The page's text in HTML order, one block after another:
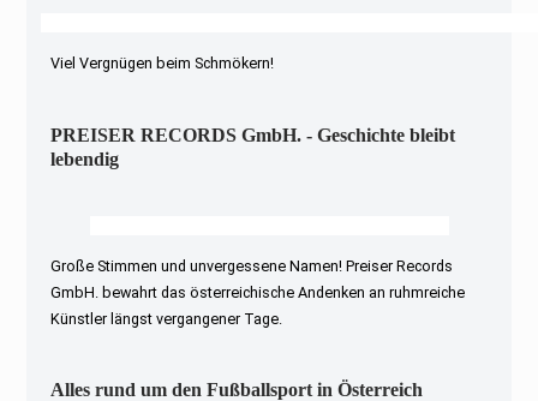
Viel Vergnügen beim Schmökern!
PREISER RECORDS GmbH. - Geschichte bleibt
lebendig
Große Stimmen und unvergessene Namen! Preiser Records
GmbH. bewahrt das österreichische Andenken an ruhmreiche
Künstler längst vergangener Tage.
Alles rund um den Fußballsport in Österreich